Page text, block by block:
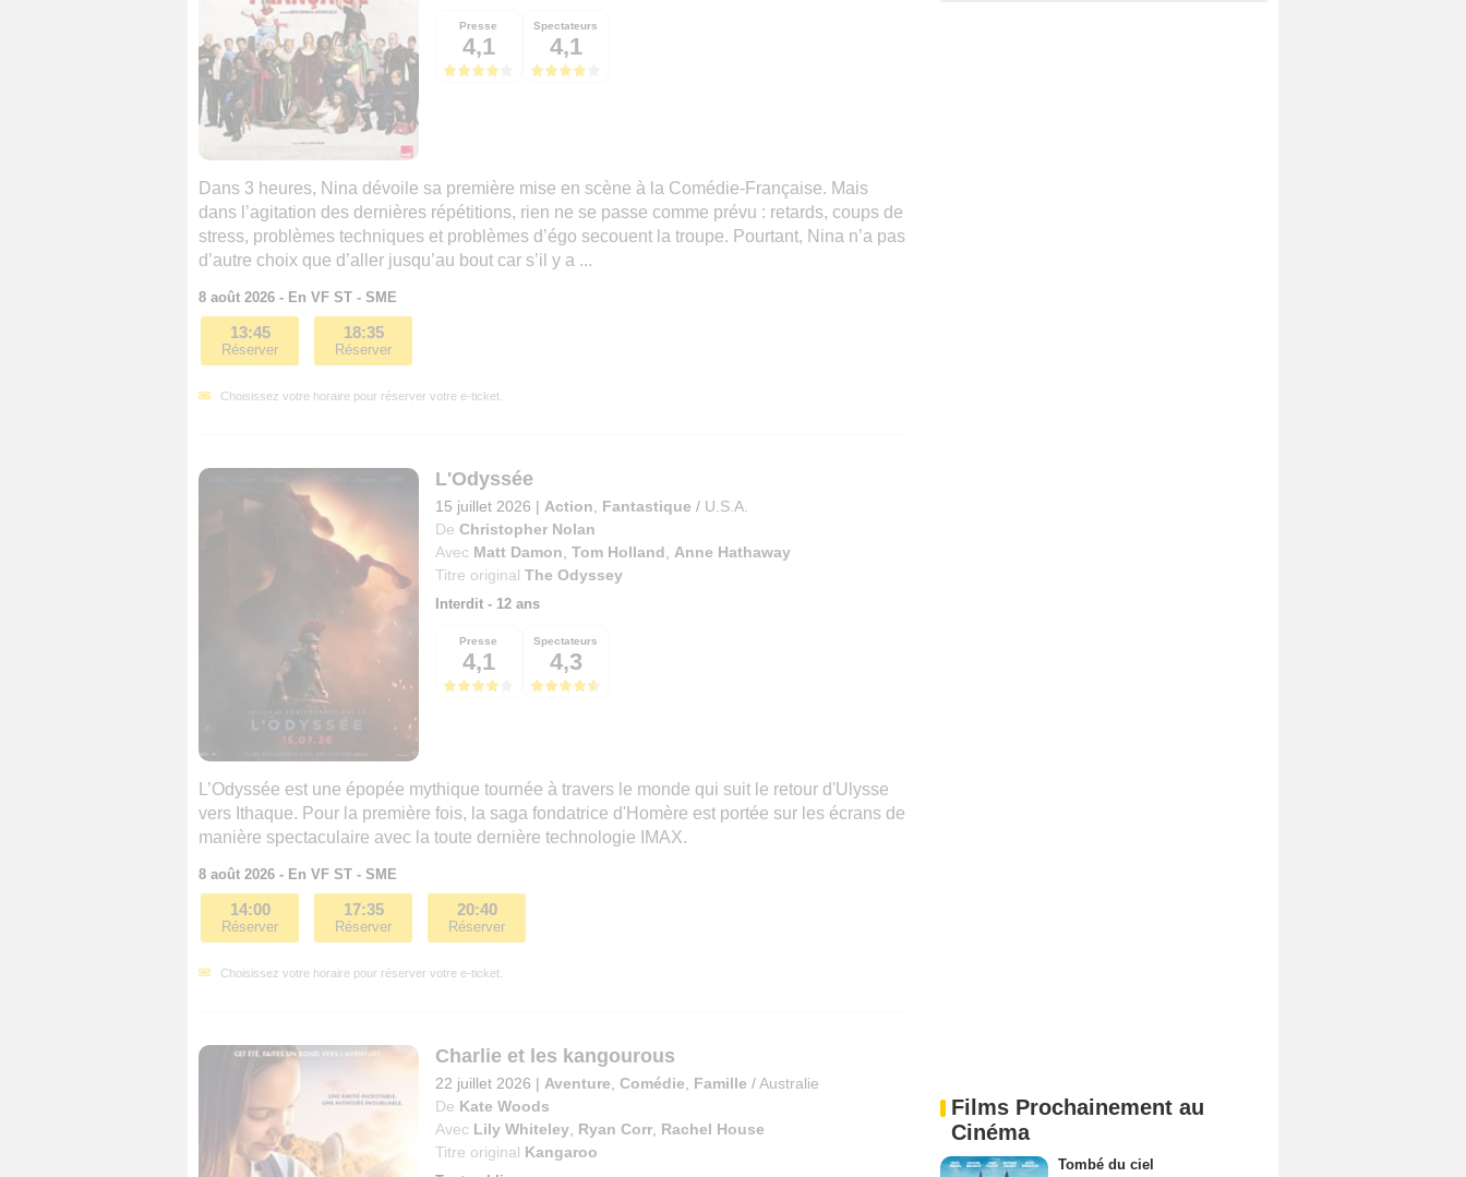
Presse
4,1
Spectateurs
4,1
Dans 3 heures, Nina dévoile sa première mise en scène à la Comédie-Française. Mais
dans l’agitation des dernières répétitions, rien ne se passe comme prévu : retards, coups de
stress, problèmes techniques et problèmes d’égo secouent la troupe. Pourtant, Nina n’a pas
d’autre choix que d’aller jusqu’au bout car s’il y a ...
8 août 2026 - En VF ST - SME
13:45
Réserver
18:35
Réserver
Choisissez votre horaire pour réserver votre e-ticket.
L'Odyssée
15 juillet 2026 | Action, Fantastique / U.S.A.
De Christopher Nolan
Avec Matt Damon, Tom Holland, Anne Hathaway
Titre original The Odyssey
Interdit - 12 ans
Presse
4,1
Spectateurs
4,3
L’Odyssée est une épopée mythique tournée à travers le monde qui suit le retour d'Ulysse
vers Ithaque. Pour la première fois, la saga fondatrice d'Homère est portée sur les écrans de
manière spectaculaire avec la toute dernière technologie IMAX.
8 août 2026 - En VF ST - SME
14:00
Réserver
17:35
Réserver
20:40
Réserver
Choisissez votre horaire pour réserver votre e-ticket.
Charlie et les kangourous
22 juillet 2026 | Aventure Comédie Famille / Australie
De Kate Woods
Avec Lily Whiteley, Ryan Corr, Rachel House
Titre original Kangaroo
Films Prochainement au
Cinéma
Tombé du ciel